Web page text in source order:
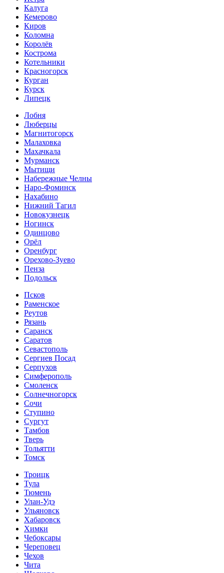
Калуга
Кемерово
Киров
Коломна
Королёв
Кострома
Котельники
Красногорск
Курган
Курск
Липецк
Лобня
Люберцы
Магнитогорск
Малаховка
Махачкала
Мурманск
Мытищи
Набережные Челны
Наро-Фоминск
Нахабино
Нижний Тагил
Новокузнецк
Ногинск
Одинцово
Орёл
Оренбург
Орехово-Зуево
Пенза
Подольск
Псков
Раменское
Реутов
Рязань
Саранск
Саратов
Севастополь
Сергиев Посад
Серпухов
Симферополь
Смоленск
Солнечногорск
Сочи
Ступино
Сургут
Тамбов
Тверь
Тольятти
Томск
Троицк
Тула
Тюмень
Улан-Удэ
Ульяновск
Хабаровск
Химки
Чебоксары
Череповец
Чехов
Чита